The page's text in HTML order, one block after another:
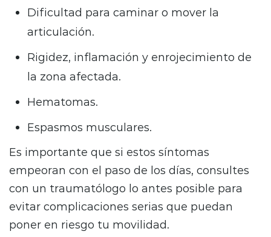
Dificultad para caminar o mover la
articulación.
Rigidez, inflamación y enrojecimiento de
la zona afectada.
Hematomas.
Espasmos musculares.
Es importante que si estos síntomas
empeoran con el paso de los días, consultes
con un traumatólogo lo antes posible para
evitar complicaciones serias que puedan
poner en riesgo tu movilidad.